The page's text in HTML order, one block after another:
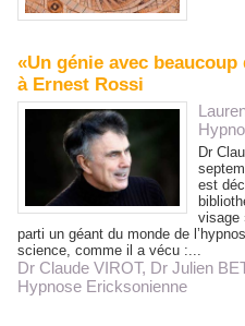
«Un génie avec
à Ernest Rossi
Dr
est
visage
parti un géant du monde de
science, comme il a vécu :...
Dr Claude VIROT, Dr Julien
Hypnose Ericksonienne